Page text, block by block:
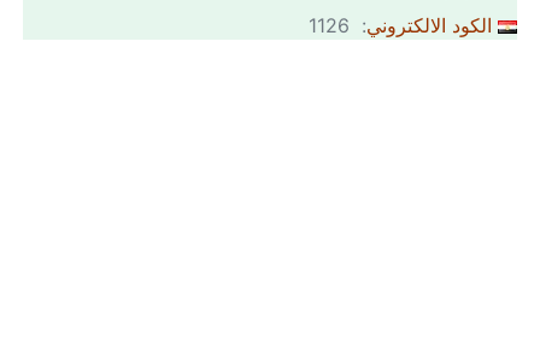
الكود الالكتروني: 1126